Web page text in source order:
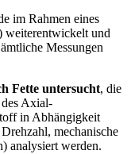
im Rahmen eines
weiterentwickelt und
Messungen
Fette untersucht, die
Axial-
in Abhängigkeit
mechanische
analysiert werden.